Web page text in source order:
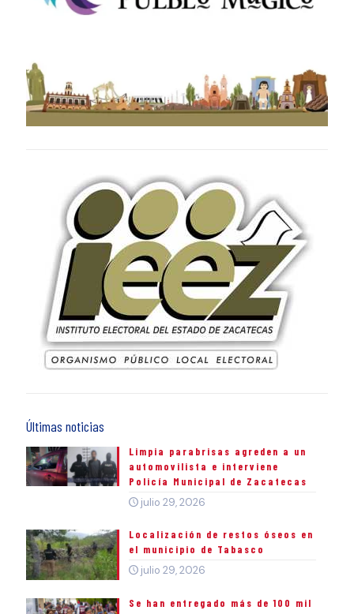
Últimas noticias
Limpia parabrisas agreden a un
automovilista e interviene
Policía Municipal de Zacatecas
julio 29, 2026
Localización de restos óseos en
el municipio de Tabasco
julio 29, 2026
Se han entregado más de 100 mil